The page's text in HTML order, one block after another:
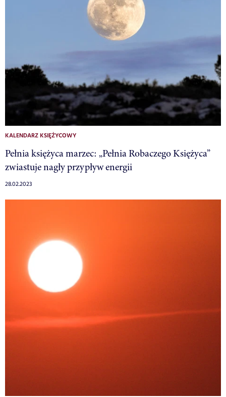
KALENDARZ KSIĘŻYCOWY
Pełnia księżyca marzec: „Pełnia Robaczego Księżyca”
zwiastuje nagły przypływ energii
28.02.2023